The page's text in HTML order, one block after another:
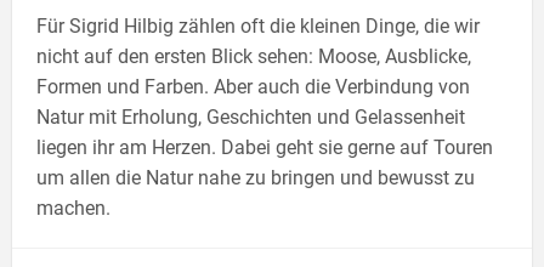
Für Sigrid Hilbig zählen oft die kleinen Dinge, die wir
nicht auf den ersten Blick sehen: Moose, Ausblicke,
Formen und Farben. Aber auch die Verbindung von
Natur mit Erholung, Geschichten und Gelassenheit
liegen ihr am Herzen. Dabei geht sie gerne auf Touren
um allen die Natur nahe zu bringen und bewusst zu
machen.